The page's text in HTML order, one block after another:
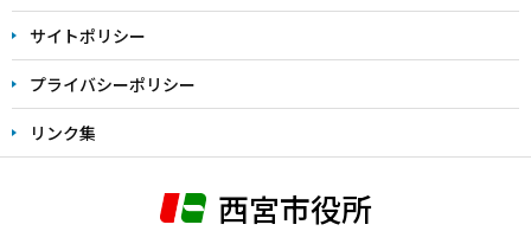
サイトポリシー
プライバシーポリシー
リンク集
西宮市役所